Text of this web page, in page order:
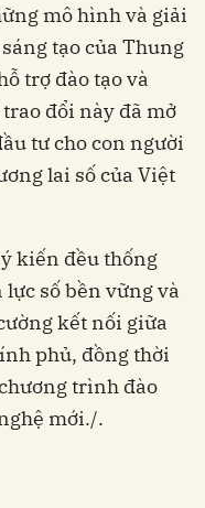
mô hình và giải
tạo của Thung
trợ đào tạo và
đổi này đã mở
tư cho con người
lai số của Việt
kiến đều thống
số bền vững và
kết nối giữa
phủ, đồng thời
trình đào
mới./.